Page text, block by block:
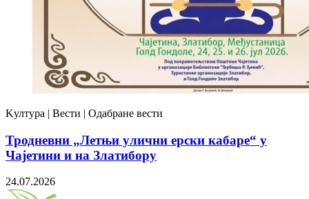
Kултура | Вести | Одабране вести
Тродневни „Летњи улични ерски кабаре“ у
Чајетини и на Златибору
24.07.2026